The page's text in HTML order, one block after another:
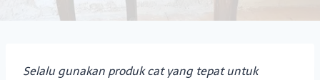
Selalu gunakan produk cat yang tepat untuk